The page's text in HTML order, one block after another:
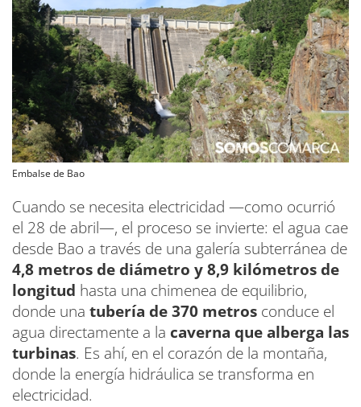
Embalse de Bao
Cuando se necesita electricidad —como ocurrió
el 28 de abril—, el proceso se invierte: el agua cae
desde Bao a través de una galería subterránea de
4,8 metros de diámetro y 8,9 kilómetros de
longitud hasta una chimenea de equilibrio,
donde una tubería de 370 metros conduce el
agua directamente a la caverna que alberga las
turbinas. Es ahí, en el corazón de la montaña,
donde la energía hidráulica se transforma en
electricidad.